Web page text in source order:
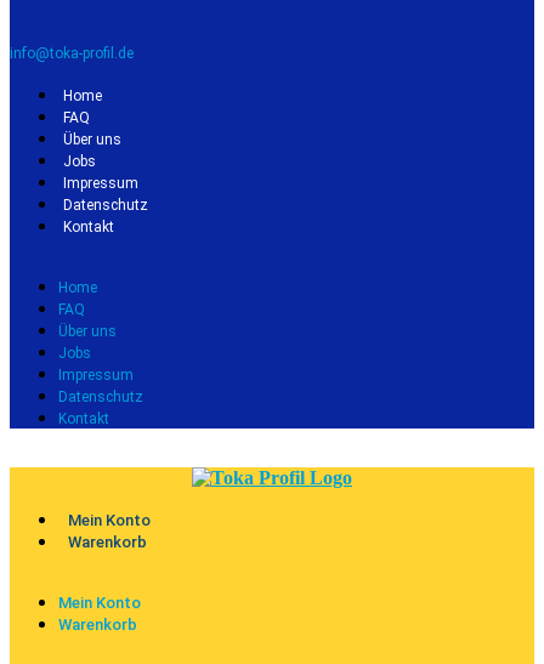
info@toka-profil.de
Home
FAQ
Über uns
Jobs
Impressum
Datenschutz
Kontakt
Home
FAQ
Über uns
Jobs
Impressum
Datenschutz
Kontakt
Mein Konto
Warenkorb
Mein Konto
Warenkorb